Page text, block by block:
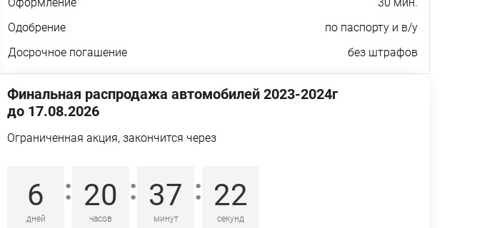
Одобрение
по паспорту и в/у
Досрочное погашение
без штрафов
Финальная распродажа автомобилей 2023-2024г
до 17.08.2026
Ограниченная акция, закончится через
6
дней
: 20
часов
: 37
минут
: 21
секунд